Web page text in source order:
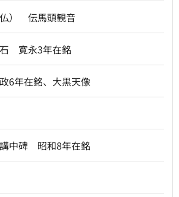
） 伝馬頭観音
寛永3年在銘
6年在銘、大黒天像
中碑 昭和8年在銘